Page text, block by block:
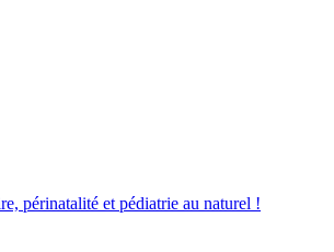
périnatalité et pédiatrie au naturel !